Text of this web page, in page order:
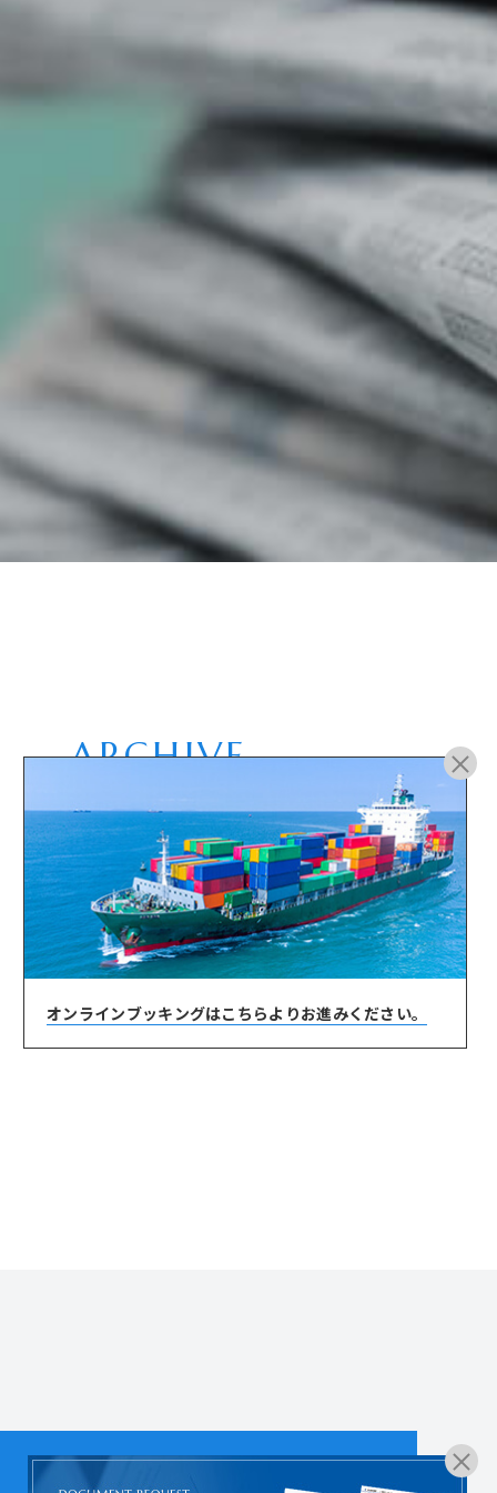
オンラインブッキングはこちらよりお進みください。
ARCHIVE